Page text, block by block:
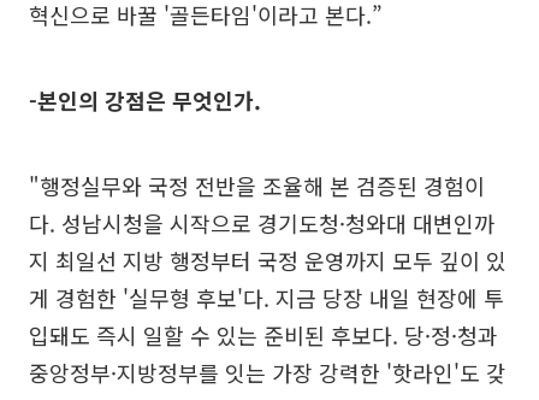
혁신으로 바꿀 '골든타임'이라고 본다.”
-본인의 강점은 무엇인가.
"행정실무와 국정 전반을 조율해 본 검증된 경험이
다. 성남시청을 시작으로 경기도청·청와대 대변인까
지 최일선 지방 행정부터 국정 운영까지 모두 깊이 있
게 경험한 '실무형 후보'다. 지금 당장 내일 현장에 투
입돼도 즉시 일할 수 있는 준비된 후보다. 당·정·청과
중앙정부·지방정부를 잇는 가장 강력한 '핫라인'도 갖